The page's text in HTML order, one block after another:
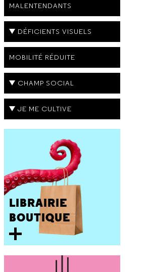
MALENTENDANTS
DÉFICIENTS VISUELS
MOBILITÉ RÉDUITE
CHAMP SOCIAL
JE ME CULTIVE
LIBRAIRIE
BOUTIQUE